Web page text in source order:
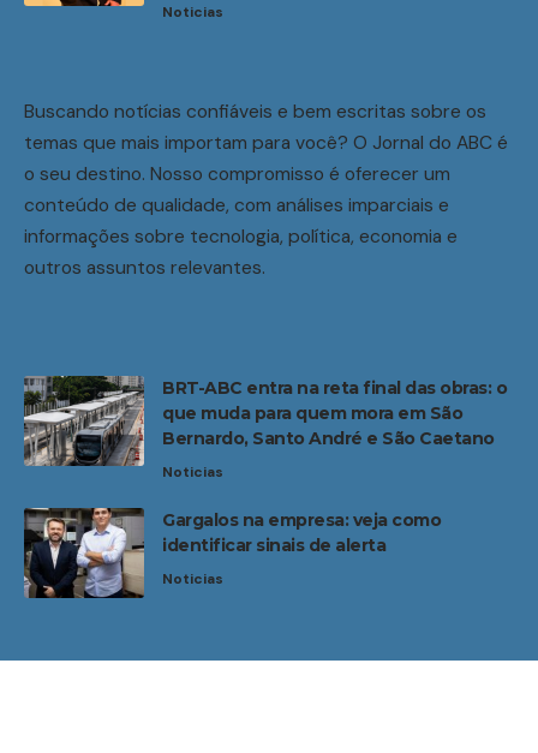
Noticias
Buscando notícias confiáveis e bem escritas sobre os
temas que mais importam para você? O Jornal do ABC é
o seu destino. Nosso compromisso é oferecer um
conteúdo de qualidade, com análises imparciais e
informações sobre tecnologia, política, economia e
outros assuntos relevantes.
BRT-ABC entra na reta final das obras: o
que muda para quem mora em São
Bernardo, Santo André e São Caetano
Noticias
Gargalos na empresa: veja como
identificar sinais de alerta
Noticias